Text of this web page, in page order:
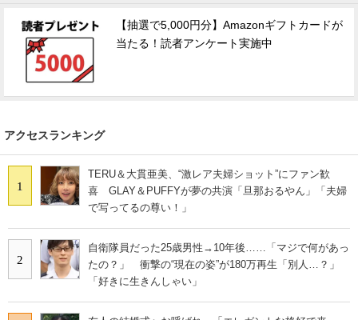
【抽選で5,000円分】Amazonギフトカードが
当たる！読者アンケート実施中
アクセスランキング
1
TERU＆大貫亜美、“激レア夫婦ショット”にファン歓
喜 GLAY＆PUFFYが夢の共演「旦那おるやん」「夫婦
で写ってるの尊い！」
2
自衛隊員だった25歳男性→10年後……「マジで何があっ
たの？」 衝撃の“現在の姿”が180万再生「別人…？」
「好きに生きんしゃい」